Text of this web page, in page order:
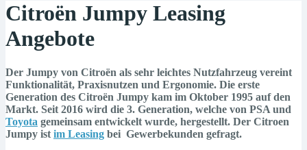
Citroën Jumpy Leasing
Angebote
Der Jumpy von Citroën als sehr leichtes Nutzfahrzeug vereint
Funktionalität, Praxisnutzen und Ergonomie. Die erste
Generation des Citroën Jumpy kam im Oktober 1995 auf den
Markt. Seit 2016 wird die 3. Generation, welche von PSA und
Toyota gemeinsam entwickelt wurde, hergestellt. Der Citroen
Jumpy ist im Leasing bei Gewerbekunden gefragt.